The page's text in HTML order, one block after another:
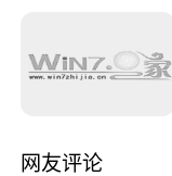
网友评论